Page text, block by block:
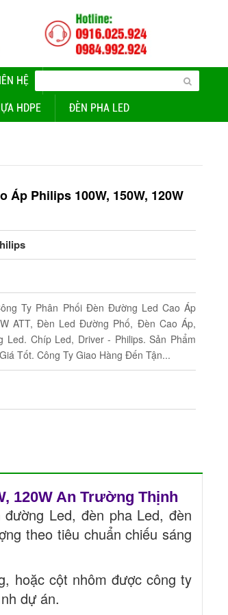
HỆ
HDPE ĐÈN PHA LED
Philips 100W, 150W, 120W
Ty Phân Phối Đèn Đường Led Cao Áp
ATT, Đèn Led Đường Phố, Đèn Cao Áp,
Chíp Led, Driver - Philips. Sản Phẩm
Tốt. Công Ty Giao Hàng Đến Tận...
120W An Trường Thịnh
Led, đèn pha Led, đèn
theo tiêu chuẩn chiếu sáng
hoặc cột nhôm được công ty
dự án.